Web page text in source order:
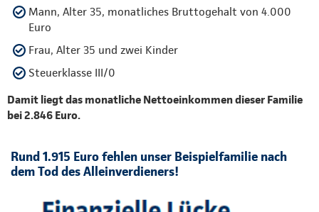
Mann, Alter 35, monatliches Bruttogehalt von 4.000
Euro
Frau, Alter 35 und zwei Kinder
Steuerklasse III/0
Damit liegt das monatliche Nettoeinkommen dieser Familie
bei 2.846 Euro.
Rund 1.915 Euro fehlen unser Beispielfamilie nach
dem Tod des Alleinverdieners!